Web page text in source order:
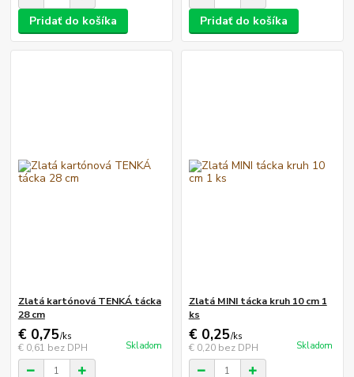
Pridať do košíka Pridať do košíka
Zlatá kartónová TENKÁ tácka
28 cm
€ 0,75/ks
€ 0,61 bez DPH Skladom
Zlatá MINI tácka kruh 10 cm 1
ks
€ 0,25/ks
€ 0,20 bez DPH Skladom